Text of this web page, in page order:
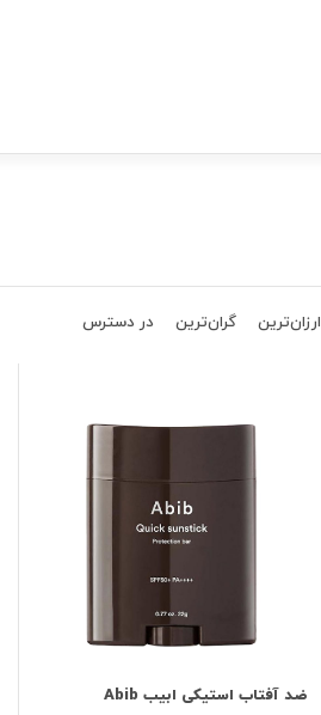
ارزان‌ترین گران‌ترین در دسترس
ضد آفتاب استیکی ابیب Abib